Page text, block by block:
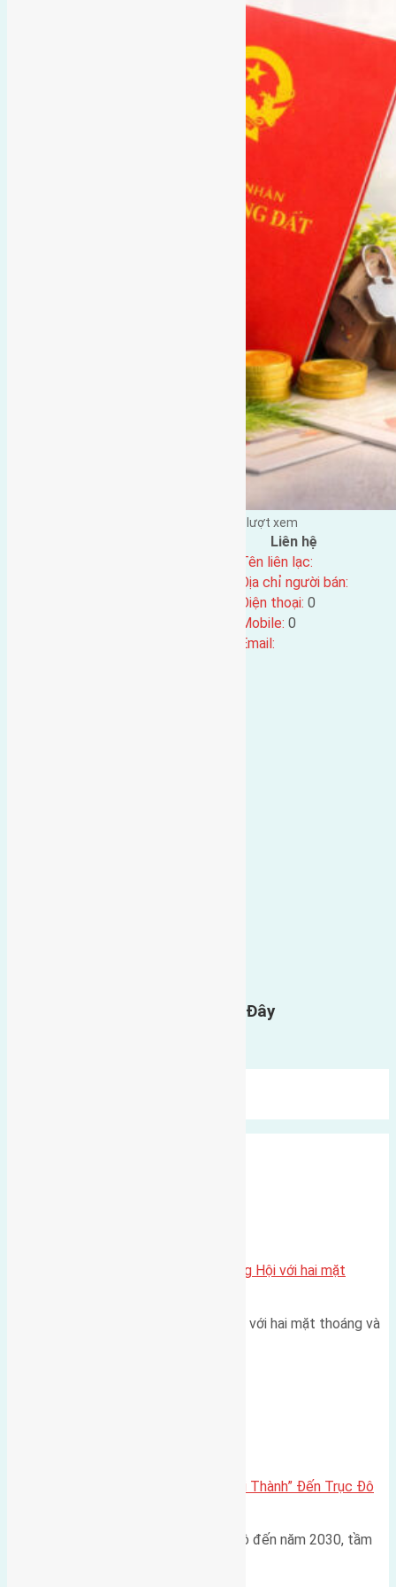
lượt xem
Liên hệ
Tên liên lạc:
Địa chỉ người bán:
Điện thoại: 0
Mobile: 0
Email:
Gửi Tin Nhắn Cho Chúng Tôi Ở Đây
Một vị trí hiếm còn lại tại X1 Đông Hội với hai mặt
Một góc tái định cư X1 Đông Hội với hai mặt thoáng và
Đông Anh 2026: Từ “Huyện Ngoại Thành” Đến Trục Đô
Trong bối cảnh Quy hoạch Thủ đô đến năm 2030, tầm